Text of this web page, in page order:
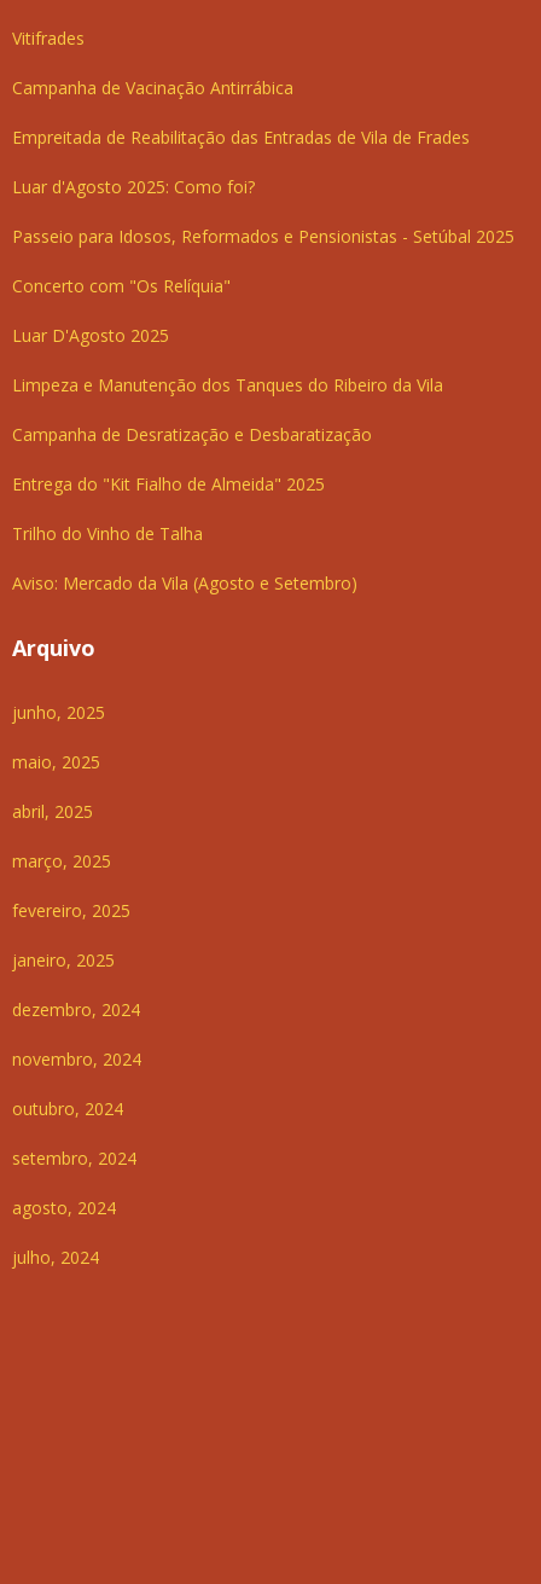
Vitifrades
Campanha de Vacinação Antirrábica
Empreitada de Reabilitação das Entradas de Vila de Frades
Luar d'Agosto 2025: Como foi?
Passeio para Idosos, Reformados e Pensionistas - Setúbal 2025
Concerto com "Os Relíquia"
Luar D'Agosto 2025
Limpeza e Manutenção dos Tanques do Ribeiro da Vila
Campanha de Desratização e Desbaratização
Entrega do "Kit Fialho de Almeida" 2025
Trilho do Vinho de Talha
Aviso: Mercado da Vila (Agosto e Setembro)
Arquivo
junho, 2025
maio, 2025
abril, 2025
março, 2025
fevereiro, 2025
janeiro, 2025
dezembro, 2024
novembro, 2024
outubro, 2024
setembro, 2024
agosto, 2024
julho, 2024